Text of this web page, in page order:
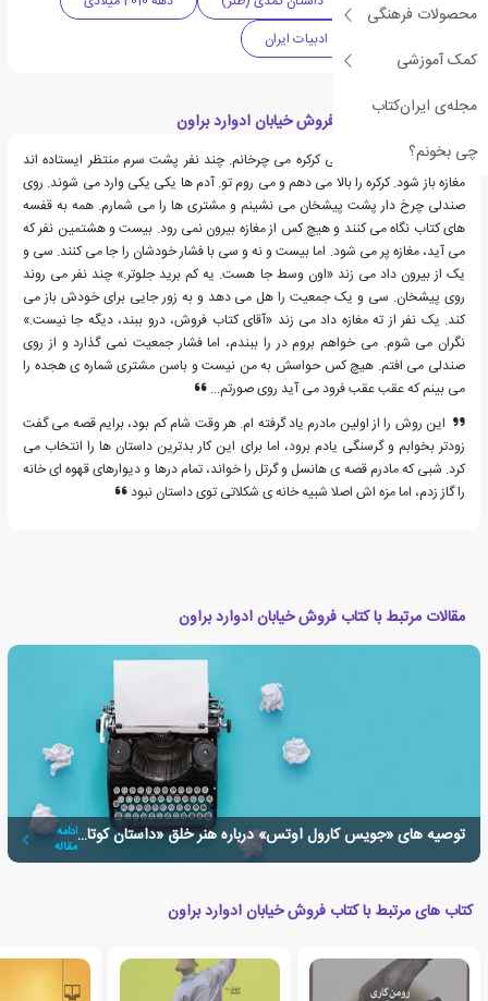
محصولات فرهنگی
کمک آموزشی
مجله‌ی ایران‌کتاب
چی بخونم؟
ادبیات ایران
قسمت هایی از کتاب فروش خیابان ادوارد براون
کلید را توی قفل کتابی کرکره می چرخانم. چند نفر پشت سرم منتظر ایستاده اند
مغازه باز شود. کرکره را بالا می دهم و می روم تو. آدم ها یکی یکی وارد می شوند. روی
صندلی چرخ دار پشت پیشخان می نشینم و مشتری ها را می شمارم. همه به قفسه
های کتاب نگاه می کنند و هیچ کس از مغازه بیرون نمی رود. بیست و هشتمین نفر که
می آید، مغازه پر می شود. اما بیست و نه و سی با فشار خودشان را جا می کنند. سی و
یک از بیرون داد می زند «اون وسط جا هست. یه کم برید جلوتر.» چند نفر می روند
روی پیشخان. سی و یک جمعیت را هل می دهد و به زور جایی برای خودش باز می
کند. یک نفر از ته مغازه داد می زند «آقای کتاب فروش، درو ببند، دیگه جا نیست.»
نگران می شوم. می خواهم بروم در را ببندم، اما فشار جمعیت نمی گذارد و از روی
صندلی می افتم. هیچ کس حواسش به من نیست و باسن مشتری شماره ی هجده را
می بینم که عقب عقب فرود می آید روی صورتم...
این روش را از اولین مادرم یاد گرفته ام. هر وقت شام کم بود، برایم قصه می گفت
زودتر بخوابم و گرسنگی یادم برود، اما برای این کار بدترین داستان ها را انتخاب می
کرد. شبی که مادرم قصه ی هانسل و گرتل را خواند، تمام درها و دیوارهای قهوه ای خانه
را گاز زدم، اما مزه اش اصلا شبیه خانه ی شکلاتی توی داستان نبود
مقالات مرتبط با کتاب فروش خیابان ادوارد براون
توصیه های «جویس کارول اوتس» درباره هنر خلق «داستان کوتاه»ادامه
مقاله
کتاب های مرتبط با کتاب فروش خیابان ادوارد براون